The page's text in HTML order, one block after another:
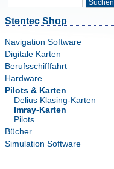
Suchen
Stentec Shop
Navigation Software
Digitale Karten
Berufsschifffahrt
Hardware
Pilots & Karten
Delius Klasing-Karten
Imray-Karten
Pilots
Bücher
Simulation Software